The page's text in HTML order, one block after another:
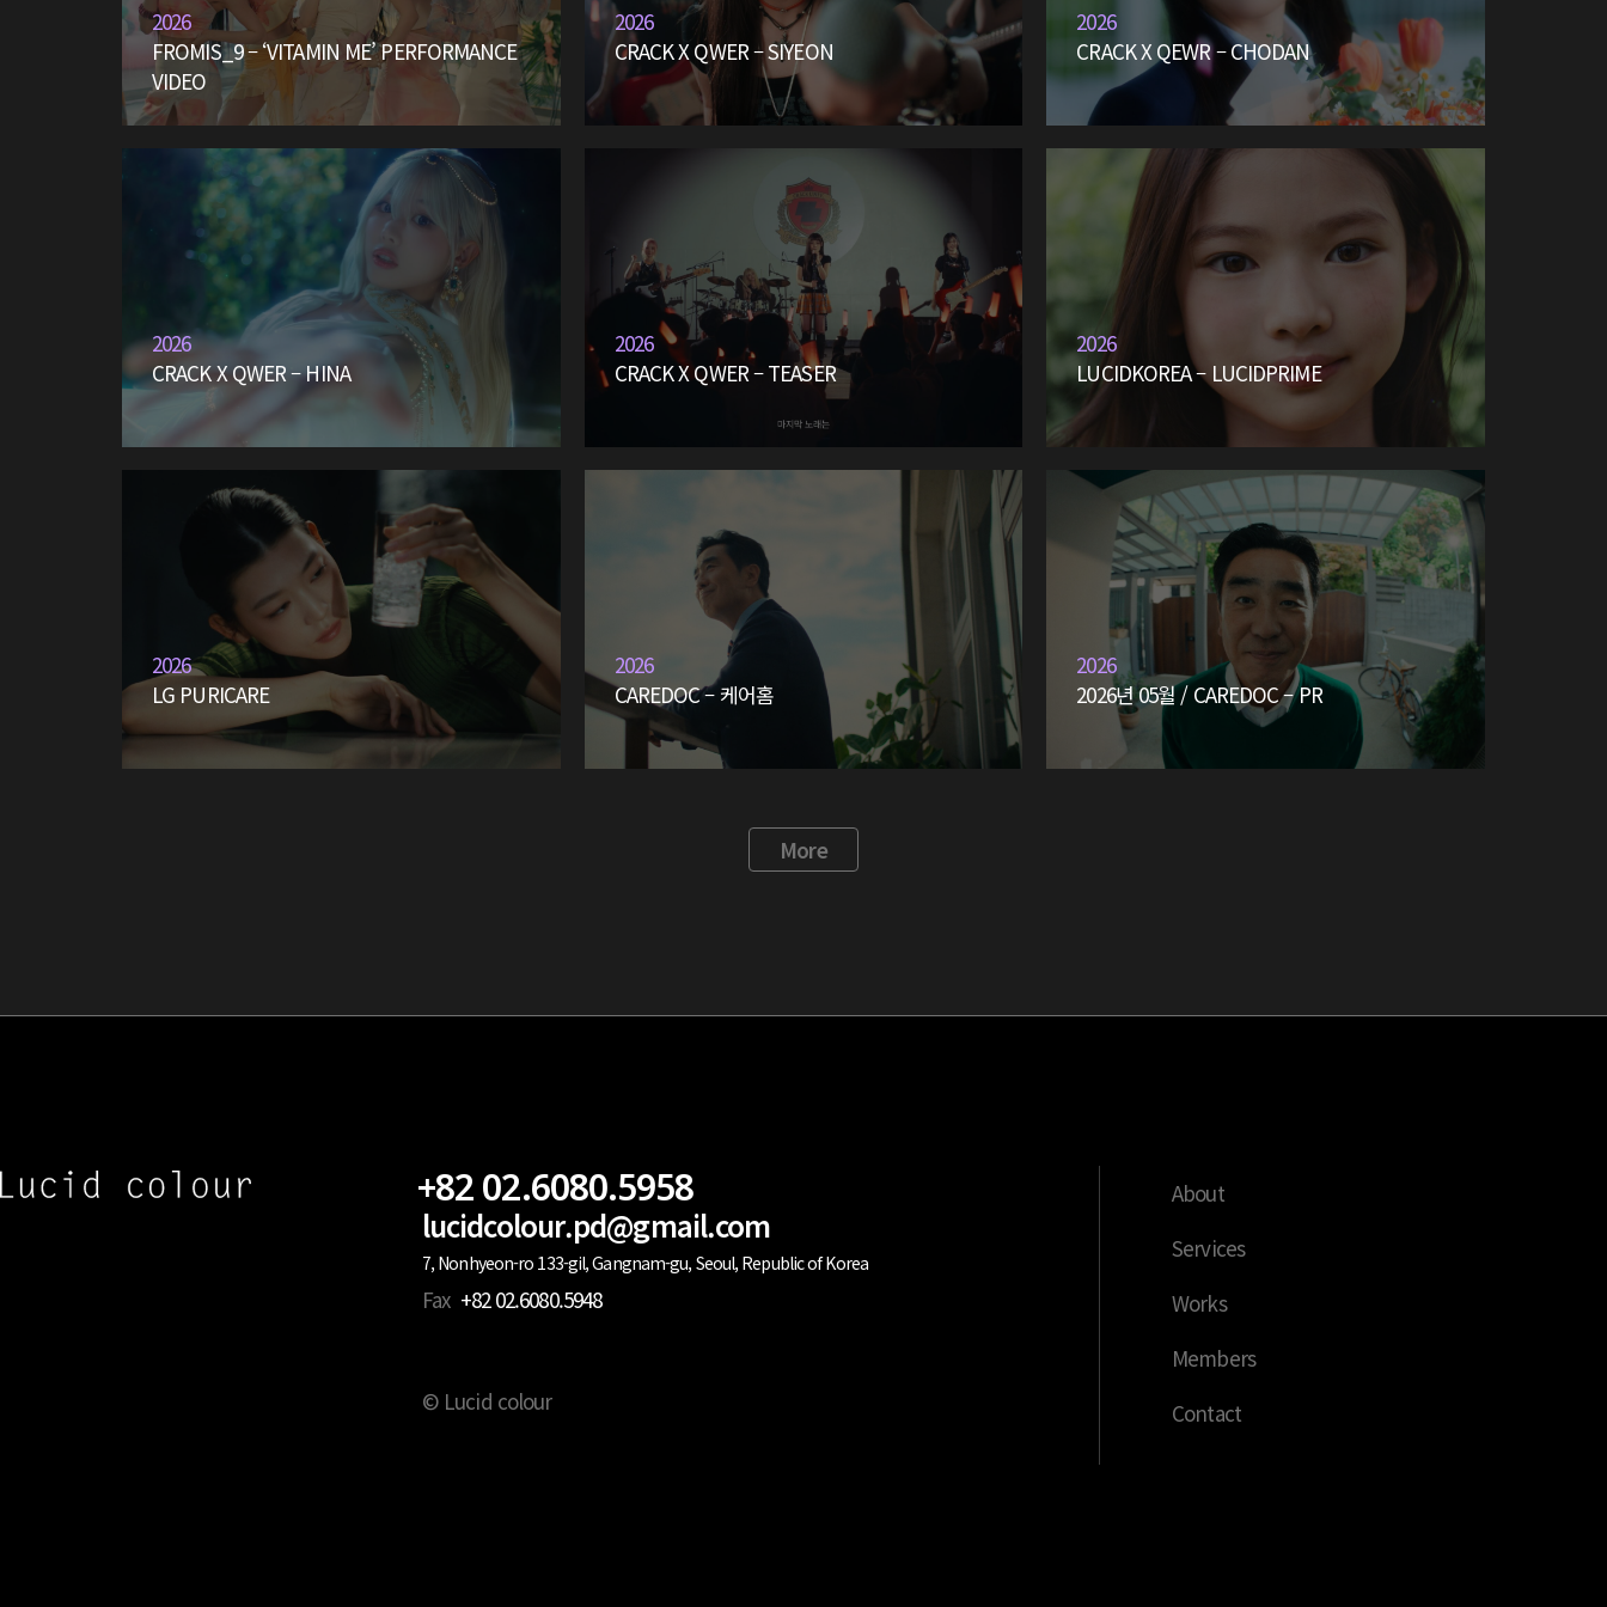
2026
FROMIS_9 – ‘VITAMIN ME’ PERFORMANCE
VIDEO
2026
CRACK X QWER – SIYEON
2026
CRACK X QEWR – CHODAN
2026
CRACK X QWER – HINA
2026
CRACK X QWER – TEASER
2026
LUCIDKOREA – LUCIDPRIME
2026
LG PURICARE
2026
CAREDOC – 케어홈
2026
2026년 05월 / CAREDOC – PR
More
+82 02.6080.5958
lucidcolour.pd@gmail.com
7, Nonhyeon-ro 133-gil, Gangnam-gu, Seoul, Republic of Korea
Fax +82 02.6080.5948
© Lucid colour
About
Services
Works
Members
Contact